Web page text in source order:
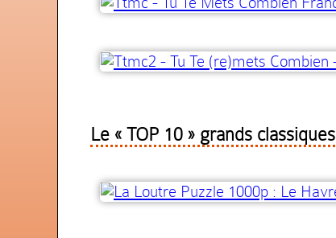
Le « TOP 10 » grands classiques